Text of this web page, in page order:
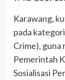
Karawang,
pada
Crime), guna
Pemerintah
Sosialisasi